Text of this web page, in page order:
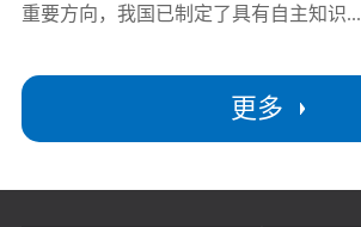
更多
重要方向，我国已制定了具有自主知识...